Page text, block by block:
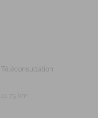
Téléconsultation
41.75 km